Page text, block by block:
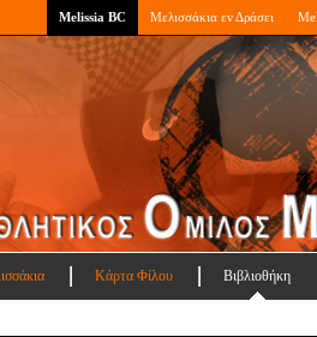
Melissia BC Μελισσάκια εν Δράσει
Κάρτα Φίλου Βιβλιοθήκη